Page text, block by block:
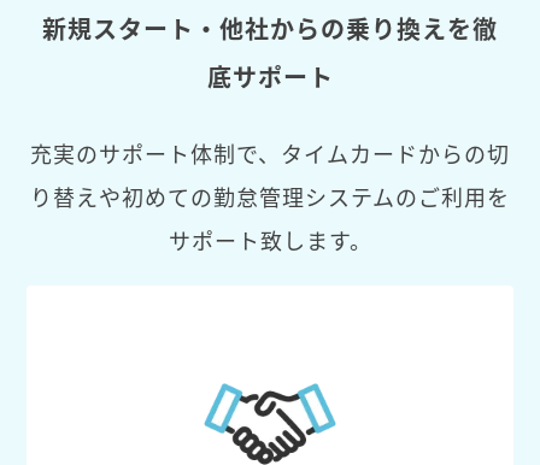
新規スタート・他社からの乗り換えを徹
底サポート
充実のサポート体制で、タイムカードからの切
り替えや初めての勤怠管理システムのご利用を
サポート致します。